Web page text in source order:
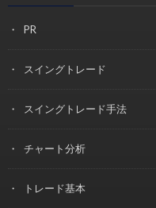
PR
スイングトレード
スイングトレード手法
チャート分析
トレード基本